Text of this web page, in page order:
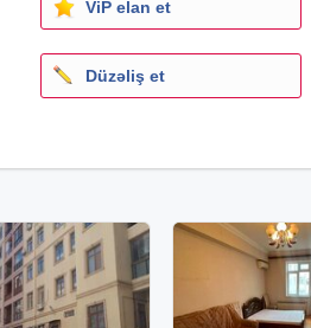
ViP elan et
Düzəliş et